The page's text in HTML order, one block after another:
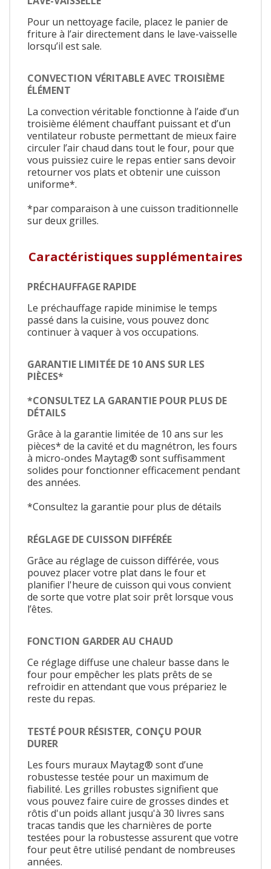
Pour un nettoyage facile, placez le panier de
friture à l’air directement dans le lave-vaisselle
lorsqu’il est sale.
CONVECTION VÉRITABLE AVEC TROISIÈME
ÉLÉMENT
La convection véritable fonctionne à l’aide d’un
troisième élément chauffant puissant et d’un
ventilateur robuste permettant de mieux faire
circuler l’air chaud dans tout le four, pour que
vous puissiez cuire le repas entier sans devoir
retourner vos plats et obtenir une cuisson
uniforme*.
*par comparaison à une cuisson traditionnelle
sur deux grilles.
Caractéristiques supplémentaires
PRÉCHAUFFAGE RAPIDE
Le préchauffage rapide minimise le temps
passé dans la cuisine, vous pouvez donc
continuer à vaquer à vos occupations.
GARANTIE LIMITÉE DE 10 ANS SUR LES
PIÈCES*
*CONSULTEZ LA GARANTIE POUR PLUS DE
DÉTAILS
Grâce à la garantie limitée de 10 ans sur les
pièces* de la cavité et du magnétron, les fours
à micro-ondes Maytag® sont suffisamment
solides pour fonctionner efficacement pendant
des années.
*Consultez la garantie pour plus de détails
RÉGLAGE DE CUISSON DIFFÉRÉE
Grâce au réglage de cuisson différée, vous
pouvez placer votre plat dans le four et
planifier l'heure de cuisson qui vous convient
de sorte que votre plat soir prêt lorsque vous
l’êtes.
FONCTION GARDER AU CHAUD
Ce réglage diffuse une chaleur basse dans le
four pour empêcher les plats prêts de se
refroidir en attendant que vous prépariez le
reste du repas.
TESTÉ POUR RÉSISTER, CONÇU POUR
DURER
Les fours muraux Maytag® sont d’une
robustesse testée pour un maximum de
fiabilité. Les grilles robustes signifient que
vous pouvez faire cuire de grosses dindes et
rôtis d'un poids allant jusqu'à 30 livres sans
tracas tandis que les charnières de porte
testées pour la robustesse assurent que votre
four peut être utilisé pendant de nombreuses
années.